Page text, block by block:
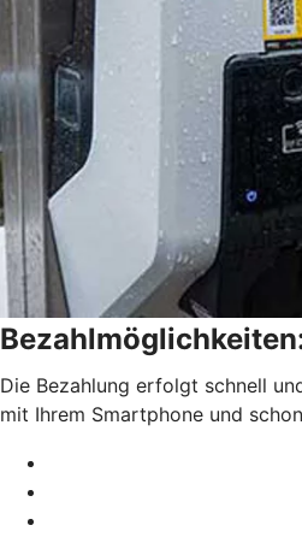
Die Bezahlung erfolgt schnell
mit Ihrem Smartphone und